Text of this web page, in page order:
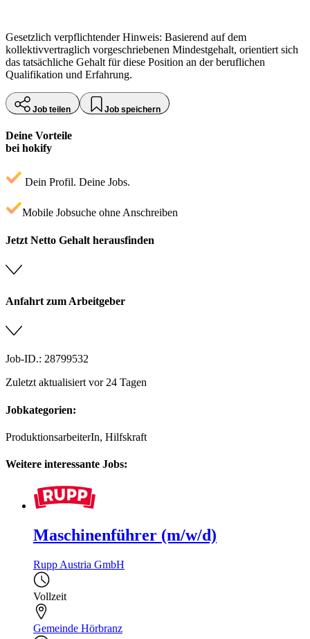
Gesetzlich verpflichtender Hinweis: Basierend auf dem
kollektivvertraglich vorgeschriebenen Mindestgehalt, orientiert sich
das tatsächliche Gehalt für diese Position an der beruflichen
Qualifikation und Erfahrung.
Job teilen Job speichern
Deine Vorteile
bei hokify
Dein Profil. Deine Jobs.
Mobile Jobsuche ohne Anschreiben
Jetzt Netto Gehalt herausfinden
Anfahrt zum Arbeitgeber
Job-ID.: 28799532
Zuletzt aktualisiert vor 24 Tagen
Jobkategorien:
ProduktionsarbeiterIn, Hilfskraft
Weitere interessante Jobs:
Maschinenführer (m/w/d)
Rupp Austria GmbH
Vollzeit
Gemeinde Hörbranz